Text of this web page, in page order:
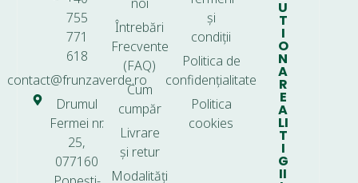
755
771
618
contact@frunzaverde.ro
Drumul
Fermei nr.
25,
077160
Întrebări
Frecvente
(FAQ)
Cum
cumpăr
Livrare
și retur
Modalități
și
condiții
Politica de
confidențialitate
Politica
cookies
U
T
I
O
N
A
R
E
A
LI
T
I
G
II